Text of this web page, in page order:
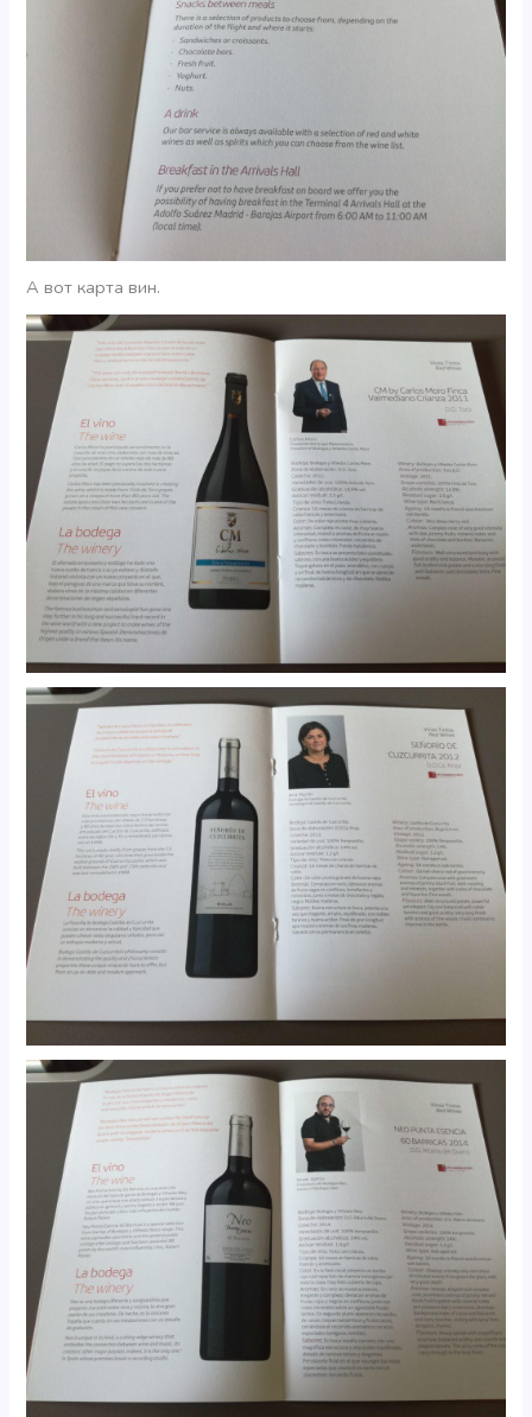
А вот карта вин.